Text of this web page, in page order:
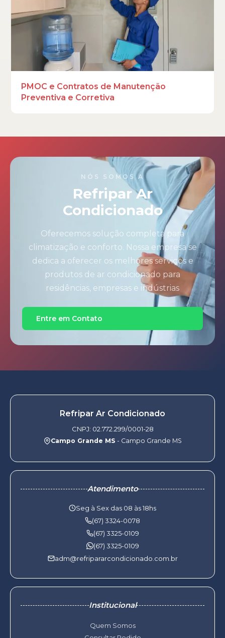
PMOC e Contratos de Manutenção
Preventiva e Corretiva
NÓS SOMOS A
Refripar Ar
Condicionado
Oferecemos solução completa para
climatização e conforto. Nossa empresa se
dedica a oferecer os melhores serviços e
produtos de ar condicionado para
residências, empresas e indústrias
Entre em Contato
Refripar Ar Condicionado
CNPJ: 02.772.299/0001-28
Campo Grande MS - Campo Grande MS
Atendimento
Seg à Sex das 08 às 18hs
(67) 3324-0078
(67) 3325-0109
(67) 3325-0109
adm@refripararcondicionado.com.br
Institucional
Quem Somos